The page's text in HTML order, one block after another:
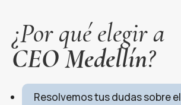
¿Por qué elegir a
CEO Medellín?
Resolvemos tus dudas sobre el